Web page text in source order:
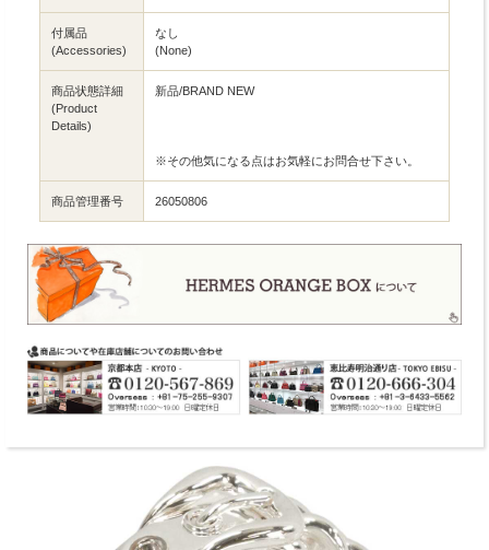
付属品
(Accessories)
なし
(None)
商品状態詳細
(Product
Details)
新品/BRAND NEW
※その他気になる点はお気軽にお問合せ下さい。
商品管理番号 26050806